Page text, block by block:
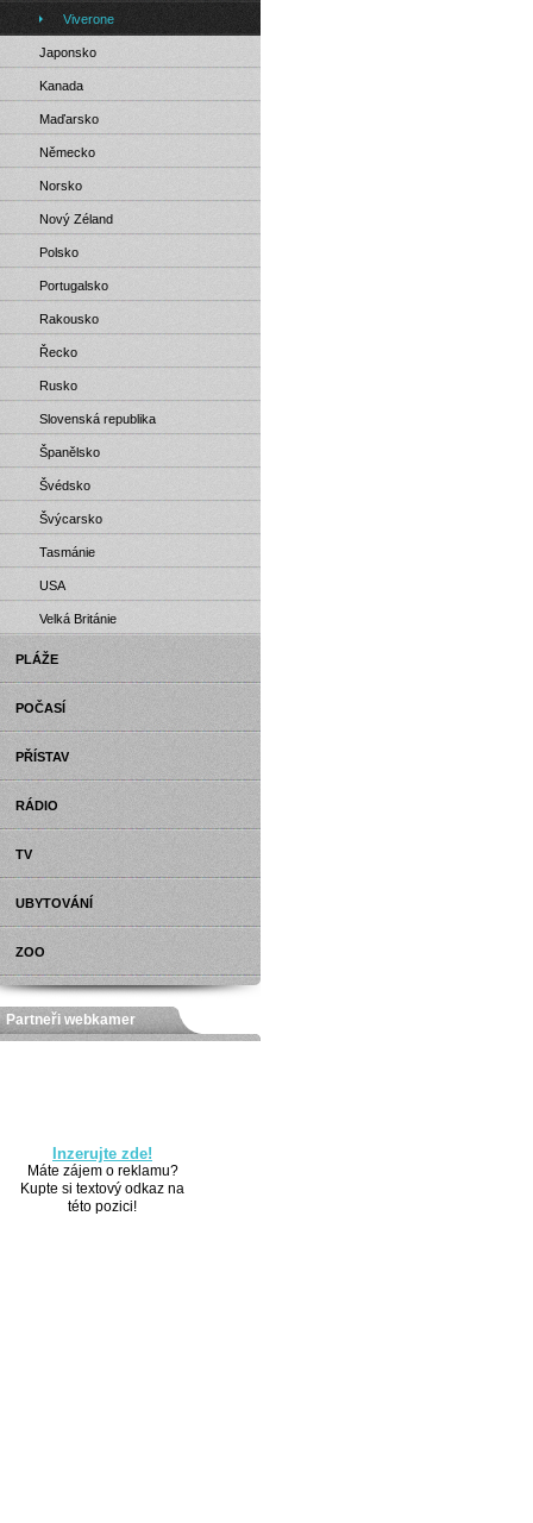
Viverone
Japonsko
Kanada
Maďarsko
Německo
Norsko
Nový Zéland
Polsko
Portugalsko
Rakousko
Řecko
Rusko
Slovenská republika
Španělsko
Švédsko
Švýcarsko
Tasmánie
USA
Velká Británie
PLÁŽE
POČASÍ
PŘÍSTAV
RÁDIO
TV
UBYTOVÁNÍ
ZOO
Partneři webkamer
Inzerujte zde!
Máte zájem o reklamu?
Kupte si textový odkaz na
této pozici!